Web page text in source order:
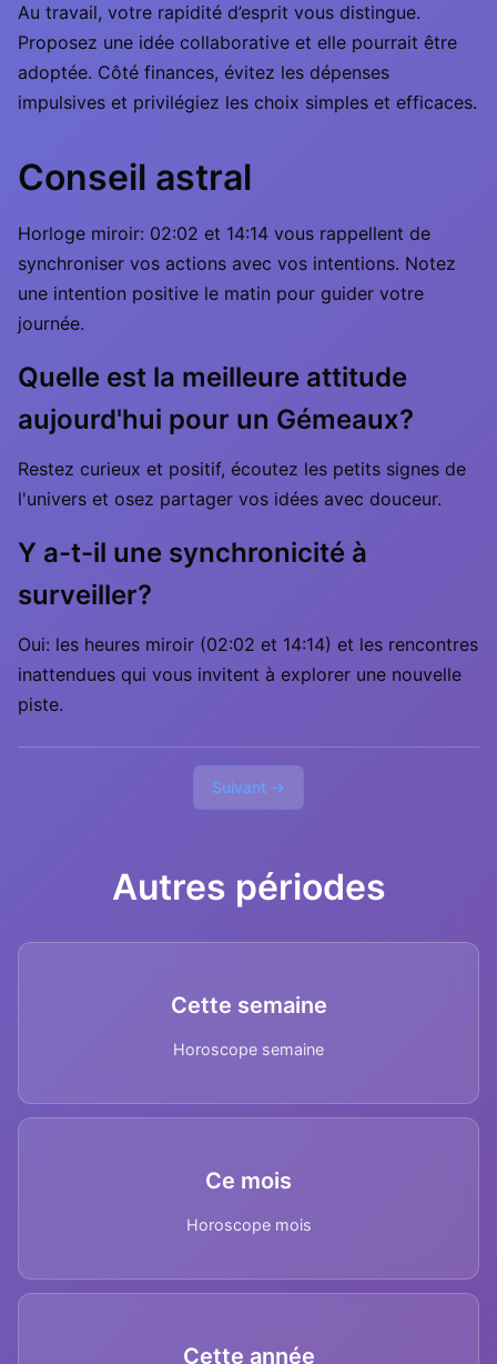
Au travail, votre rapidité d’esprit vous distingue.
Proposez une idée collaborative et elle pourrait être
adoptée. Côté finances, évitez les dépenses
impulsives et privilégiez les choix simples et efficaces.
Conseil astral
Horloge miroir: 02:02 et 14:14 vous rappellent de
synchroniser vos actions avec vos intentions. Notez
une intention positive le matin pour guider votre
journée.
Quelle est la meilleure attitude
aujourd'hui pour un Gémeaux?
Restez curieux et positif, écoutez les petits signes de
l'univers et osez partager vos idées avec douceur.
Y a-t-il une synchronicité à
surveiller?
Oui: les heures miroir (02:02 et 14:14) et les rencontres
inattendues qui vous invitent à explorer une nouvelle
piste.
Suivant →
Autres périodes
Cette semaine
Horoscope semaine
Ce mois
Horoscope mois
Cette année